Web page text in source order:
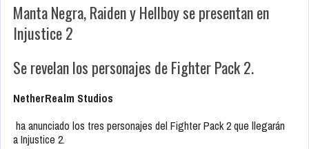
Manta Negra, Raiden y Hellboy se presentan en
Injustice 2
Se revelan los personajes de Fighter Pack 2.
NetherRealm Studios
ha anunciado los tres personajes del Fighter Pack 2 que llegarán
aInjustice 2.